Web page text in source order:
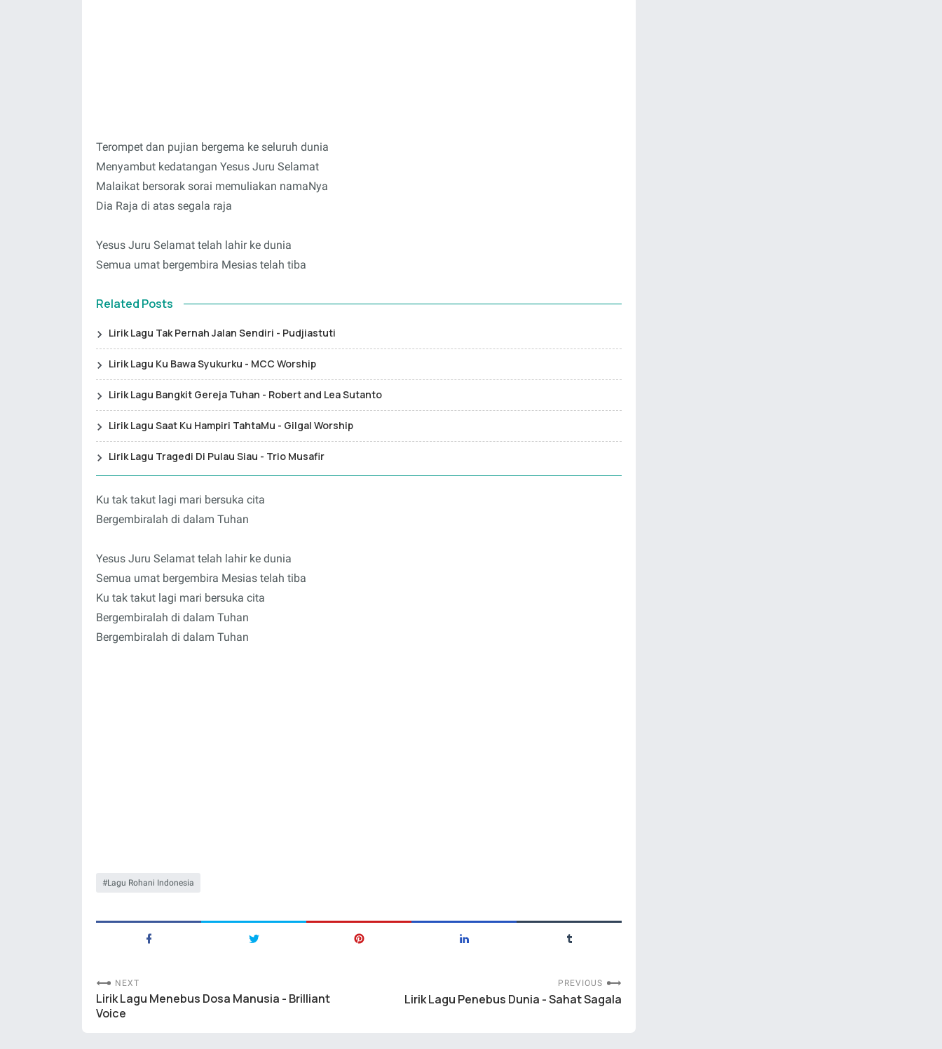
Terompet dan pujian bergema ke seluruh dunia
Menyambut kedatangan Yesus Juru Selamat
Malaikat bersorak sorai memuliakan namaNya
Dia Raja di atas segala raja
Yesus Juru Selamat telah lahir ke dunia
Semua umat bergembira Mesias telah tiba
Related Posts
Lirik Lagu Tak Pernah Jalan Sendiri - Pudjiastuti
Lirik Lagu Ku Bawa Syukurku - MCC Worship
Lirik Lagu Bangkit Gereja Tuhan - Robert and Lea Sutanto
Lirik Lagu Saat Ku Hampiri TahtaMu - Gilgal Worship
Lirik Lagu Tragedi Di Pulau Siau - Trio Musafir
Ku tak takut lagi mari bersuka cita
Bergembiralah di dalam Tuhan
Yesus Juru Selamat telah lahir ke dunia
Semua umat bergembira Mesias telah tiba
Ku tak takut lagi mari bersuka cita
Bergembiralah di dalam Tuhan
Bergembiralah di dalam Tuhan
Lagu Rohani Indonesia
NEXT
Lirik Lagu Menebus Dosa Manusia - Brilliant
Voice
PREVIOUS
Lirik Lagu Penebus Dunia - Sahat Sagala